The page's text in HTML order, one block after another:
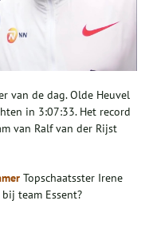
van de dag. Olde Heuvel
in 3:07:33. Het record
van Ralf van der Rijst
Topschaatsster Irene
team Essent?